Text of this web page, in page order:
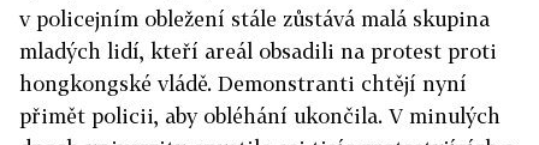
v policejním obležení stále zůstává malá skupina
mladých lidí, kteří areál obsadili na protest proti
hongkongské vládě. Demonstranti chtějí nyní
přimět policii, aby obléhání ukončila. V minulých